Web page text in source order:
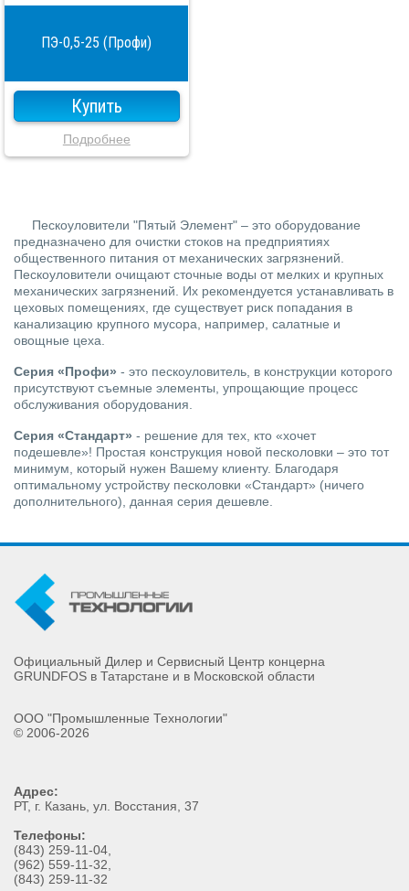
ПЭ-0,5-25 (Профи)
Купить
Подробнее
Пескоуловители "Пятый Элемент" – это оборудование
предназначено для очистки стоков на предприятиях
общественного питания от механических загрязнений.
Пескоуловители очищают сточные воды от мелких и крупных
механических загрязнений. Их рекомендуется устанавливать в
цеховых помещениях, где существует риск попадания в
канализацию крупного мусора, например, салатные и
овощные цеха.
Серия «Профи» - это пескоуловитель, в конструкции которого
присутствуют съемные элементы, упрощающие процесс
обслуживания оборудования.
Серия «Стандарт» - решение для тех, кто «хочет
подешевле»! Простая конструкция новой песколовки – это тот
минимум, который нужен Вашему клиенту. Благодаря
оптимальному устройству песколовки «Стандарт» (ничего
дополнительного), данная серия дешевле.
Официальный Дилер и Сервисный Центр концерна
GRUNDFOS в Татарстане и в Московской области
ООО "Промышленные Технологии"
© 2006-2026
Адрес:
РТ, г. Казань ул. Восстания, 37
Телефоны:
(843) 259-11-04
(962) 559-11-32
(843) 259-11-32